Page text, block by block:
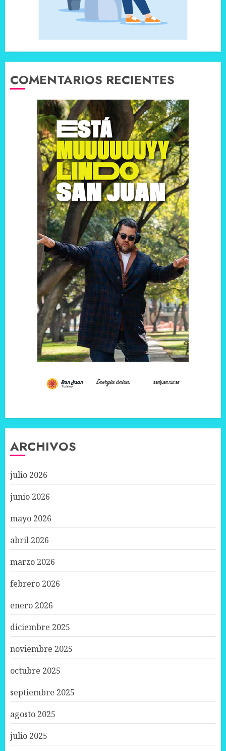
COMENTARIOS RECIENTES
ARCHIVOS
julio 2026
junio 2026
mayo 2026
abril 2026
marzo 2026
febrero 2026
enero 2026
diciembre 2025
noviembre 2025
octubre 2025
septiembre 2025
agosto 2025
julio 2025